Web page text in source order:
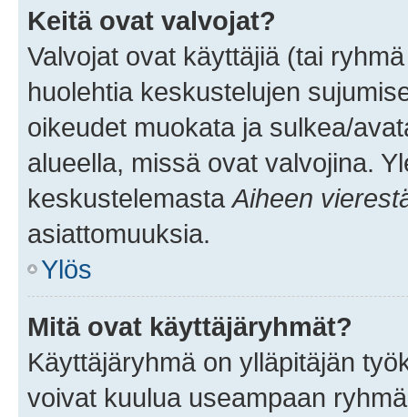
Keitä ovat valvojat?
Valvojat ovat käyttäjiä (tai
huolehtia keskustelujen
oikeudet muokata ja sulkea/
alueella, missä ovat valvojina.
keskustelemasta Aiheen
asiattomuuksia.
Ylös
Mitä ovat käyttäjäryhmät?
Käyttäjäryhmä on ylläpitäjän
voivat kuulua useampaan